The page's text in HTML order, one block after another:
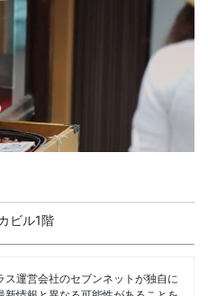
ビル1階
ス運営会社のセブンネットが独自に